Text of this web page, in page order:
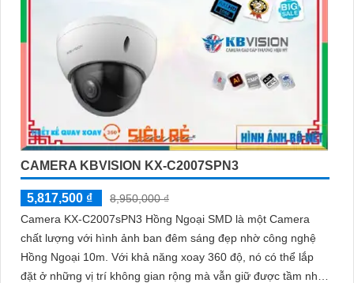
CAMERA KBVISION KX-C2007SPN3
5,817,500 ₫
8,950,000 ₫
Camera KX-C2007sPN3 Hồng Ngoại SMD là một Camera
chất lượng với hình ảnh ban đêm sáng đẹp nhờ công nghệ
Hồng Ngoại 10m. Với khả năng xoay 360 độ, nó có thể lắp
đặt ở những vị trí không gian rộng mà vẫn giữ được tầm nhìn